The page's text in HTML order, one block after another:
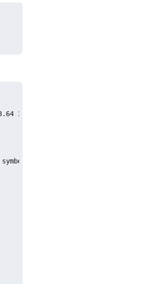
3.31 2.69 2.72